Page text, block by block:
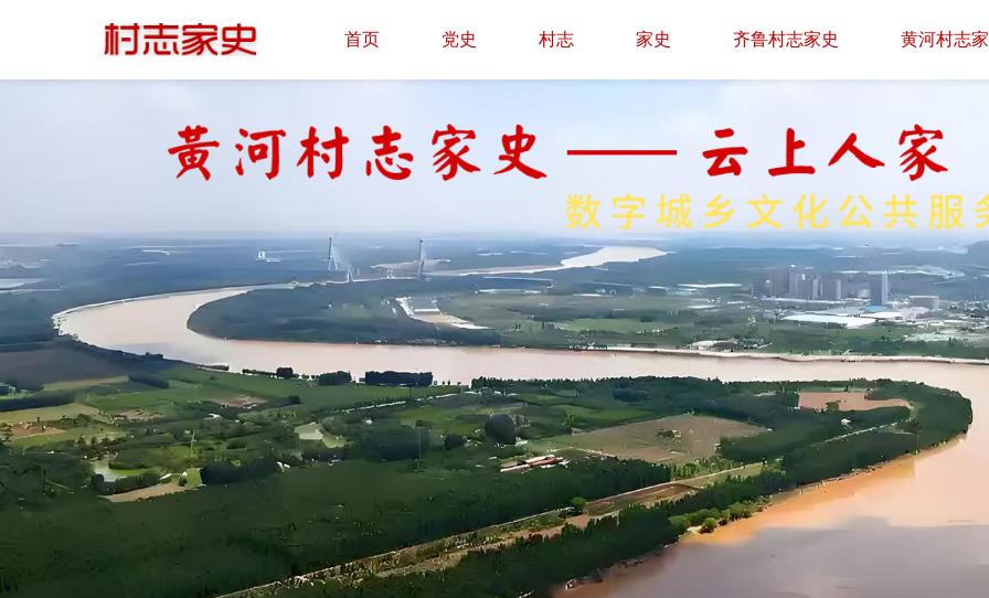
首页 党史 村志 家史 齐鲁村志家史 黄河村志